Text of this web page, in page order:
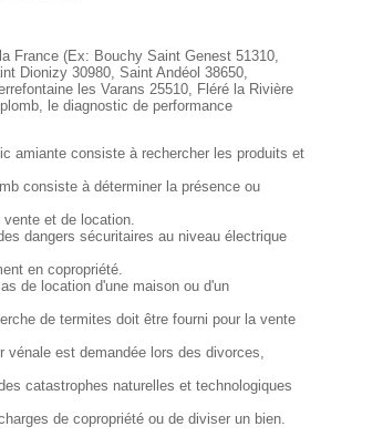
France (Ex: Bouchy Saint Genest 51310,
Dionizy 30980, Saint Andéol 38650,
les Varans 25510, Fléré la Rivière
le diagnostic de performance
amiante consiste à rechercher les produits et
consiste à déterminer la présence ou
et de location.
dangers sécuritaires au niveau électrique
en copropriété.
de location d'une maison ou d'un
de termites doit être fourni pour la vente
est demandée lors des divorces,
catastrophes naturelles et technologiques
de copropriété ou de diviser un bien.